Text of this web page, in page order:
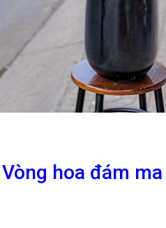
hoa đám